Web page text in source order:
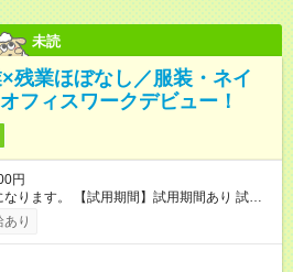
未読
業ほぼなし／服装・ネイ
フィスワークデビュー！
円
】試用期間あり 試用期
用形態、給与は本採用時と同じです。
り